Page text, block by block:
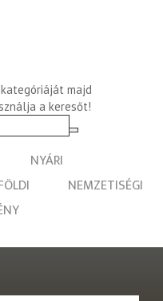
majd
a keresőt!
NYÁRI
NEMZETISÉGI